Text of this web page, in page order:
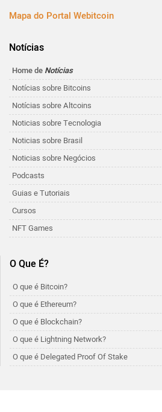
Mapa do Portal Webitcoin
Notícias
Home de Notícias
Notícias sobre Bitcoins
Notícias sobre Altcoins
Noticias sobre Tecnologia
Noticias sobre Brasil
Noticias sobre Negócios
Podcasts
Guias e Tutoriais
Cursos
NFT Games
O Que É?
O que é Bitcoin?
O que é Ethereum?
O que é Blockchain?
O que é Lightning Network?
O que é Delegated Proof Of Stake